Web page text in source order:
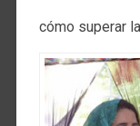
cómo superar